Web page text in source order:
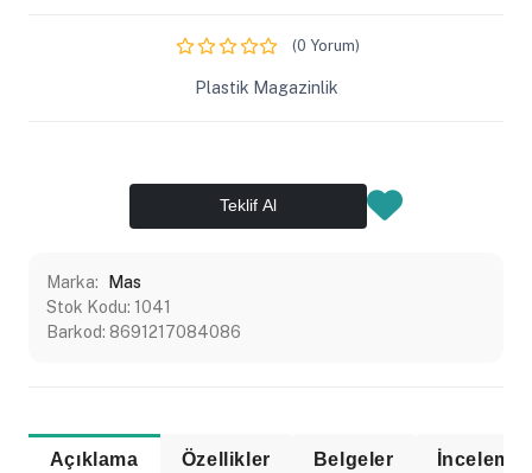
(0 Yorum)
Plastik Magazinlik
Teklif Al
Marka:
Mas
Stok Kodu: 1041
Barkod: 8691217084086
Açıklama Özellikler Belgeler